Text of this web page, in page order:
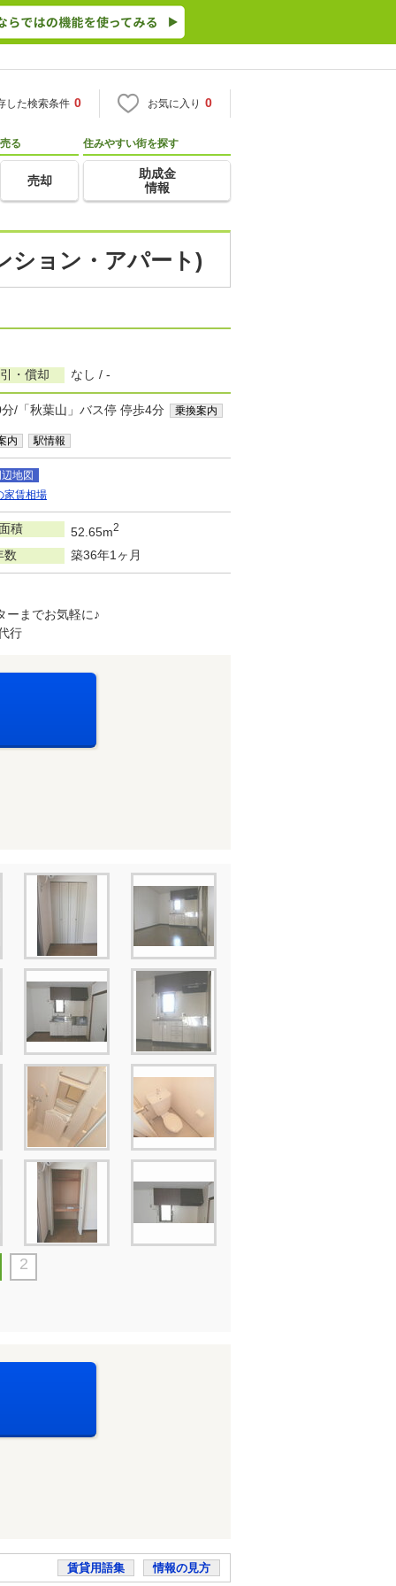
した検索条件 0 お気に入り 0
売る
売却
住みやすい街を探す
助成金
情報
ション・アパート)
・償却 なし / -
/「秋葉山」バス停 停歩4分
乗換案内
内 駅情報
辺地図
家賃相場
積 52.65m2
数 築36年1ヶ月
ーまでお気軽に♪
行
2
賃貸用語集 情報の見方